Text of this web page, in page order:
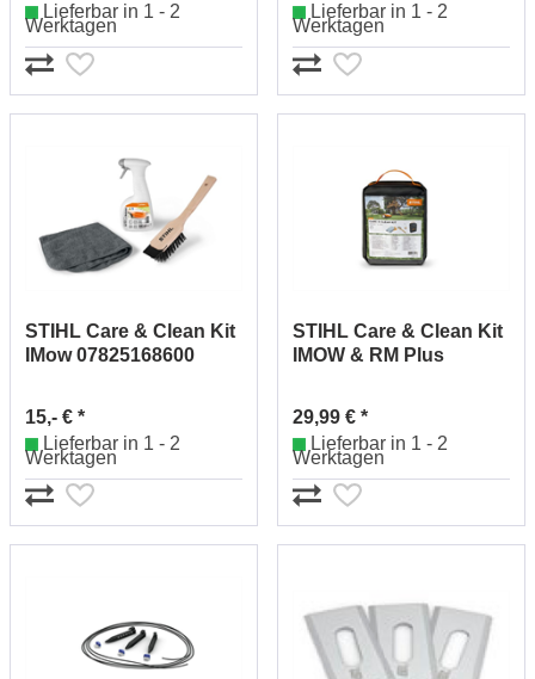
Lieferbar in 1 - 2
Werktagen
Lieferbar in 1 - 2
Werktagen
STIHL Care & Clean Kit
IMow 07825168600
15,- € *
Lieferbar in 1 - 2
Werktagen
STIHL Care & Clean Kit
IMOW & RM Plus
29,99 € *
Lieferbar in 1 - 2
Werktagen